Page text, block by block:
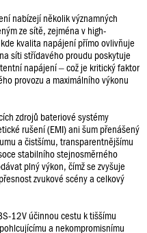
nabízejí několik významných
ze sítě, zejména v high-
kvalita napájení přímo ovlivňuje
síti střídavého proudu poskytuje
napájení – což je kritický faktor
provozu a maximálního výkonu
zdrojů bateriové systémy
rušení (EMI) ani šum přenášený
a čistšímu, transparentnějšímu
stabilního stejnosměrného
plný výkon, čímž se zvyšuje
zvukové scény a celkový
12V účinnou cestu k tiššímu
a nekompromisnímu